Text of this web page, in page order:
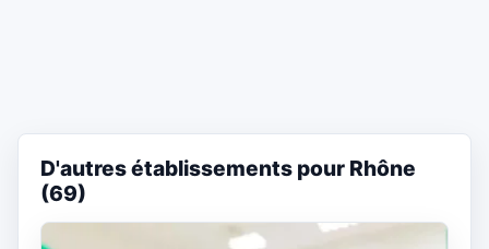
D'autres établissements pour Rhône
(69)